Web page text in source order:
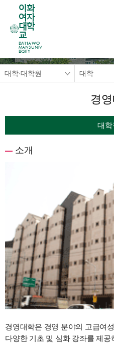
이화
여자
대학
교
EWHA WO
MANS UNIV
ERSITY
대학·대학원 대학
경
대학
소개
경영대학은 경영 분야의 고급여
다양한 기초 및 심화 강좌를 제공